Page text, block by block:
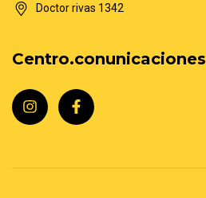
Doctor rivas 1342
Centro.conunicaciones